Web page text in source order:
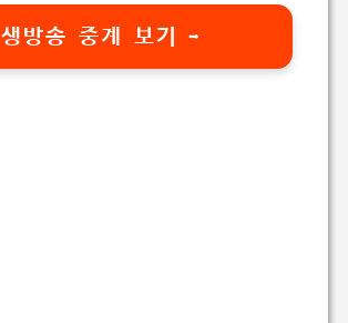
생방송 중계 보기 ➡️